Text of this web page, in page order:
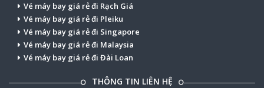
Vé máy bay giá rẻ đi Rạch Giá
Vé máy bay giá rẻ đi Pleiku
Vé máy bay giá rẻ đi Singapore
Vé máy bay giá rẻ đi Malaysia
Vé máy bay giá rẻ đi Đài Loan
THÔNG TIN LIÊN HỆ